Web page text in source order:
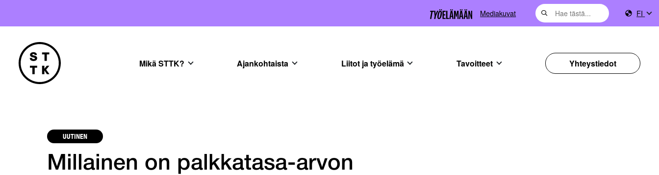
Mediakuvat FI
Mikä STTK? Ajankohtaista Liitot ja työelämä Tavoitteet Yhteystiedot
UUTINEN
Millainen on palkkatasa-arvon